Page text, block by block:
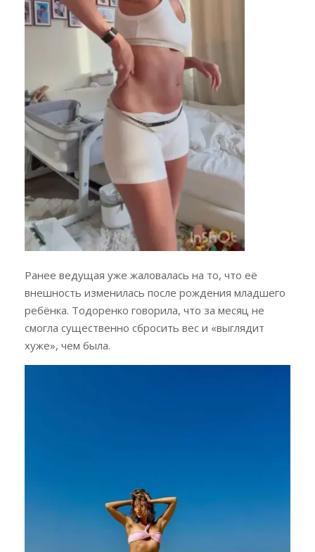
Ранее ведущая уже жаловалась на то, что её
внешность изменилась после рождения младшего
ребёнка. Тодоренко говорила, что за месяц не
смогла существенно сбросить вес и «выглядит
хуже», чем была.